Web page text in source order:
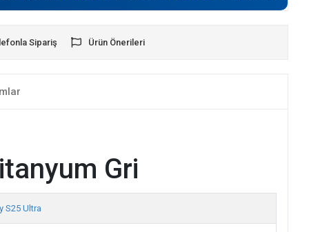
Sipariş Ürün Önerileri
Gri
S25 Ultra